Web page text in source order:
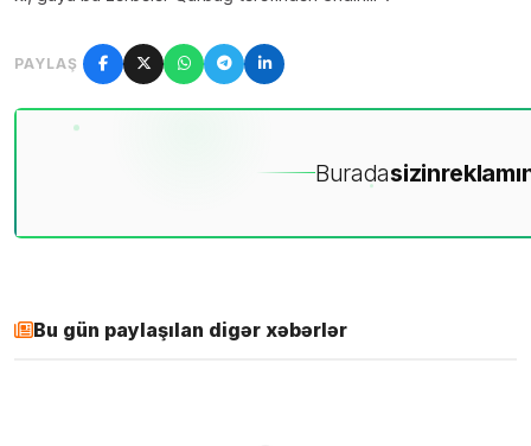
PAYLAŞ
Buradasizin
Bu gün paylaşılan digər xəbərlər